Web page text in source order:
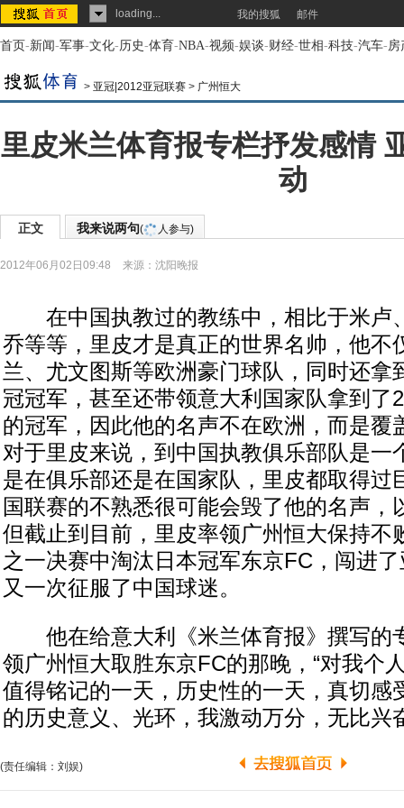
loading... 我的搜狐 邮件
首页-新闻-军事-文化-历史-体育-NBA-视频-娱谈-财经-世相-科技-汽车-房
> 亚冠|2012亚冠联赛 > 广州恒大
里皮米兰体育报专栏抒发感情
动
正文 我来说两句( 人参与)
2012年06月02日09:48 来源： 沈阳晚报
在中国执教过的教练中，相比于米卢
乔等等，里皮才是真正的世界名帅，他不
兰、尤文图斯等欧洲豪门球队，同时还拿
冠冠军，甚至还带领意大利国家队拿到了
的冠军，因此他的名声不在欧洲，而是覆
对于里皮来说，到中国执教俱乐部队是一
是在俱乐部还是在国家队，里皮都取得过
国联赛的不熟悉很可能会毁了他的名声，
但截止到目前，里皮率领广州恒大保持不
之一决赛中淘汰日本冠军东京FC，闯进
又一次征服了中国球迷。
他在给意大利《米兰体育报》撰写的
领广州恒大取胜东京FC的那晚，“对我个
值得铭记的一天，历史性的一天，真切感
的历史意义、光环，我激动万分，无比兴
(责任编辑：刘娱)